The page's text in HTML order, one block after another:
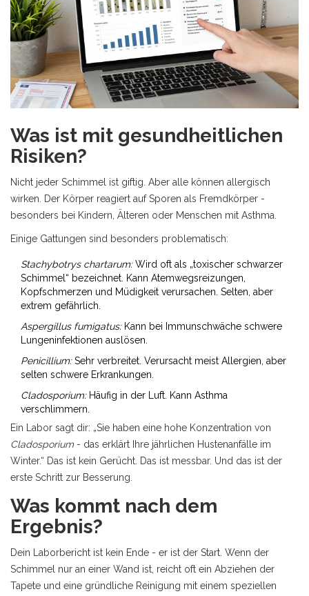
Was ist mit gesundheitlichen
Risiken?
Nicht jeder Schimmel ist giftig. Aber alle können allergisch
wirken. Der Körper reagiert auf Sporen als Fremdkörper -
besonders bei Kindern, Älteren oder Menschen mit Asthma.
Einige Gattungen sind besonders problematisch:
Stachybotrys chartarum:Wird oft als „toxischer schwarzer
Schimmel“ bezeichnet. Kann Atemwegsreizungen,
Kopfschmerzen und Müdigkeit verursachen. Selten, aber
extrem gefährlich.
Aspergillus fumigatus:Kann bei Immunschwäche schwere
Lungeninfektionen auslösen.
Penicillium:Sehr verbreitet. Verursacht meist Allergien, aber
selten schwere Erkrankungen.
Cladosporium:Häufig in der Luft. Kann Asthma
verschlimmern.
Ein Labor sagt dir: „Sie haben eine hohe Konzentration von
Cladosporium- das erklärt Ihre jährlichen Hustenanfälle im
Winter.“ Das ist kein Gerücht. Das ist messbar. Und das ist der
erste Schritt zur Besserung.
Was kommt nach dem
Ergebnis?
Dein Laborbericht ist kein Ende - er ist der Start. Wenn der
Schimmel nur an einer Wand ist, reicht oft ein Abziehen der
Tapete und eine gründliche Reinigung mit einem speziellen